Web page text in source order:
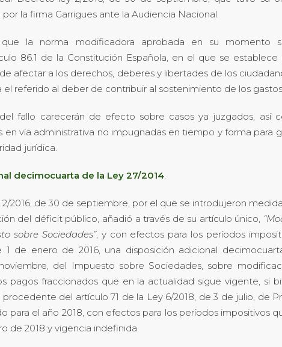
la firma Garrigues ante la Audiencia Nacional.
que la norma modificadora aprobada en su momento
86.1 de la Constitución Española, en el que se establece
afectar a los derechos, deberes y libertades de los
el referido al deber de contribuir al sostenimiento de los
fallo carecerán de efecto sobre casos ya juzgados, así
en vía administrativa no impugnadas en tiempo y forma para
jurídica.
decimocuarta de la Ley 27/2014.
2016, de 30 de septiembre, por el que se introdujeron
del déficit público, añadió a través de su artículo único,
sobre Sociedades”, y con efectos para los períodos
1 de enero de 2016, una disposición adicional
del Impuesto sobre Sociedades, sobre
pagos fraccionados que en la actualidad sigue vigente, si
del artículo 71 de la Ley 6/2018, de 3 de julio, de
para el año 2018, con efectos para los períodos impositivos
de 2018 y vigencia indefinida.